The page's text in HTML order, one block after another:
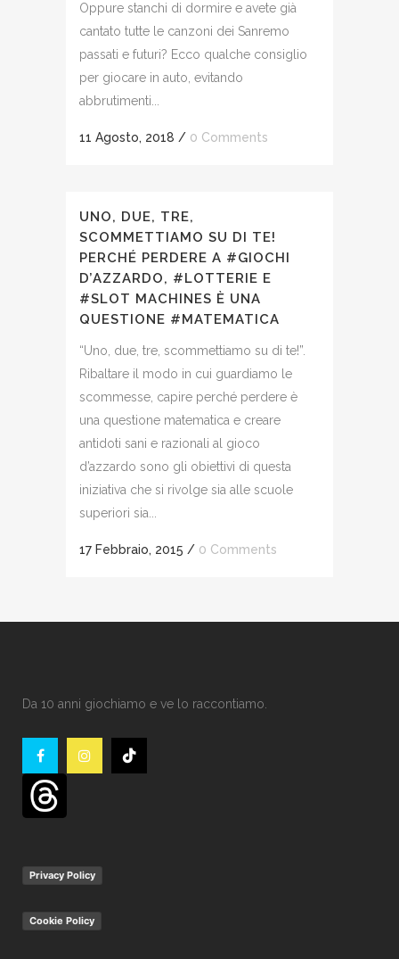
Oppure stanchi di dormire e avete già
cantato tutte le canzoni dei Sanremo
passati e futuri? Ecco qualche consiglio
per giocare in auto, evitando
abbrutimenti...
11 Agosto, 2018 / 0 Comments
UNO, DUE, TRE,
SCOMMETTIAMO SU DI TE!
PERCHÉ PERDERE A #GIOCHI
D’AZZARDO, #LOTTERIE E
#SLOT MACHINES È UNA
QUESTIONE #MATEMATICA
“Uno, due, tre, scommettiamo su di te!”.
Ribaltare il modo in cui guardiamo le
scommesse, capire perché perdere è
una questione matematica e creare
antidoti sani e razionali al gioco
d’azzardo sono gli obiettivi di questa
iniziativa che si rivolge sia alle scuole
superiori sia...
17 Febbraio, 2015 / 0 Comments
Da 10 anni giochiamo e ve lo raccontiamo.
Privacy Policy
Cookie Policy